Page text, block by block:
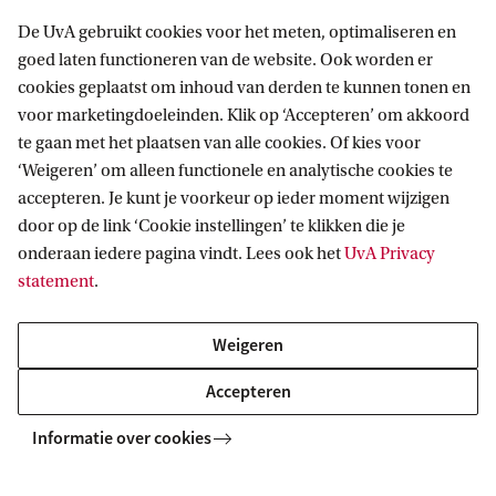
Informatie voor
Bachelorstudiekiezers
Masterstudiekiezers
UvA-studenten
Medewerkers
Journalisten
Alumni
Schooldecanen en vakdocenten
Externen
Direct naar
Webmail
Bibliotheek
Vacatures
Huisstijl
Contact
UvA op social media
Volg UvA op sociale media
De UvA gebruikt cookies voor het meten, optimaliseren en
goed laten functioneren van de website. Ook worden er
cookies geplaatst om inhoud van derden te kunnen tonen en
voor marketingdoeleinden. Klik op ‘Accepteren’ om akkoord
te gaan met het plaatsen van alle cookies. Of kies voor
‘Weigeren’ om alleen functionele en analytische cookies te
accepteren. Je kunt je voorkeur op ieder moment wijzigen
door op de link ‘Cookie instellingen’ te klikken die je
onderaan iedere pagina vindt. Lees ook hetUvA Privacy
statement.
Weigeren
Accepteren
Informatie over cookies